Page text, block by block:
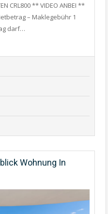
CRL800 ** VIDEO ANBEI **
– Maklegebühr 1
darf…
Wohnung In